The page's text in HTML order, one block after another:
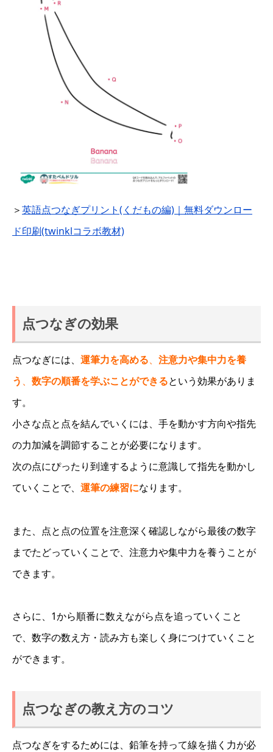
＞英語点つなぎプリント(くだもの編)｜無料ダウンロー
ド印刷(twinklコラボ教材)
点つなぎの効果
点つなぎには、 運筆力を高める、 注意力や集中力を養
う 、 数字の順番を学ぶことができるという効果がありま
す。
小さな点と点を結んでいくには、手を動かす方向や指先
の力加減を調節することが必要になります。
次の点にぴったり到達するように意識して指先を動かし
ていくことで、 運筆の練習になります。
また、点と点の位置を注意深く確認しながら最後の数字
までたどっていくことで、注意力や集中力を養うことが
できます。
さらに、1から順番に数えながら点を追っていくこと
で、数字の数え方・読み方も楽しく身につけていくこと
ができます。
点つなぎの教え方のコツ
点つなぎをするためには、鉛筆を持って線を描く力が必